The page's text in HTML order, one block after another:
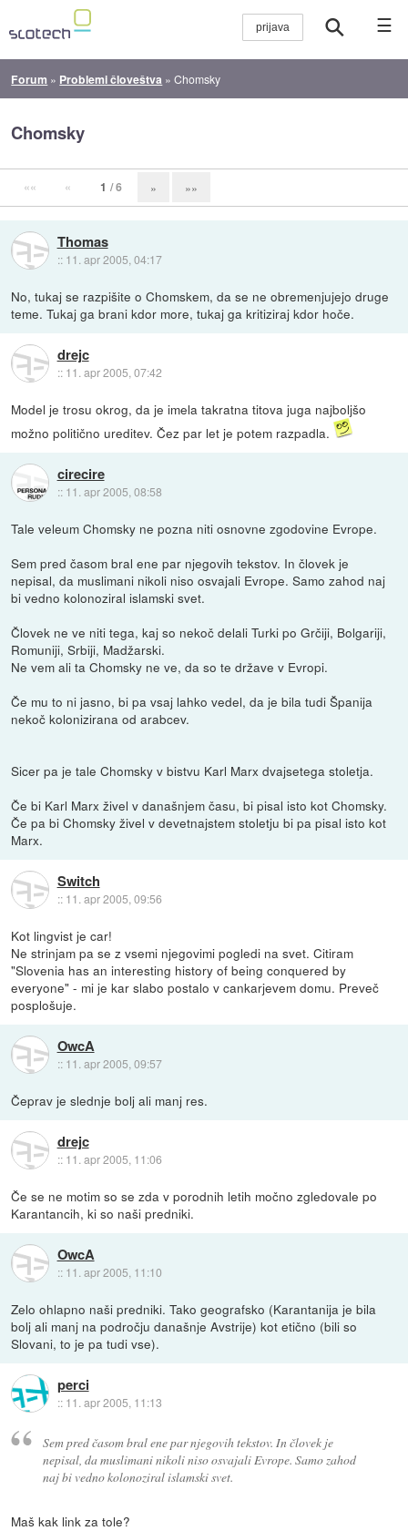
☰
Forum » Problemi človeštva »Chomsky
Chomsky
«« « 1 / 6 » »»
Thomas
:: 11. apr 2005, 04:17
No, tukaj se razpišite o Chomskem, da se ne obremenjujejo druge
teme. Tukaj ga brani kdor more, tukaj ga kritiziraj kdor hoče.
drejc
:: 11. apr 2005, 07:42
Model je trosu okrog, da je imela takratna titova juga najboljšo
možno politično ureditev. Čez par let je potem razpadla.
cirecire
:: 11. apr 2005, 08:58
Tale veleum Chomsky ne pozna niti osnovne zgodovine Evrope.
Sem pred časom bral ene par njegovih tekstov. In človek je
nepisal, da muslimani nikoli niso osvajali Evrope. Samo zahod naj
bi vedno kolonoziral islamski svet.
Človek ne ve niti tega, kaj so nekoč delali Turki po Grčiji, Bolgariji,
Romuniji, Srbiji, Madžarski.
Ne vem ali ta Chomsky ne ve, da so te države v Evropi.
Če mu to ni jasno, bi pa vsaj lahko vedel, da je bila tudi Španija
nekoč kolonizirana od arabcev.
Sicer pa je tale Chomsky v bistvu Karl Marx dvajsetega stoletja.
Če bi Karl Marx živel v današnjem času, bi pisal isto kot Chomsky.
Če pa bi Chomsky živel v devetnajstem stoletju bi pa pisal isto kot
Marx.
Switch
:: 11. apr 2005, 09:56
Kot lingvist je car!
Ne strinjam pa se z vsemi njegovimi pogledi na svet. Citiram
"Slovenia has an interesting history of being conquered by
everyone" - mi je kar slabo postalo v cankarjevem domu. Preveč
posplošuje.
OwcA
:: 11. apr 2005, 09:57
Čeprav je slednje bolj ali manj res.
drejc
:: 11. apr 2005, 11:06
Če se ne motim so se zda v porodnih letih močno zgledovale po
Karantancih, ki so naši predniki.
OwcA
:: 11. apr 2005, 11:10
Zelo ohlapno naši predniki. Tako geografsko (Karantanija je bila
bolj ali manj na področju današnje Avstrije) kot etično (bili so
Slovani, to je pa tudi vse).
perci
:: 11. apr 2005, 11:13
Sem pred časom bral ene par njegovih tekstov. In človek je
nepisal, da muslimani nikoli niso osvajali Evrope. Samo zahod
naj bi vedno kolonoziral islamski svet.
Maš kak link za tole?